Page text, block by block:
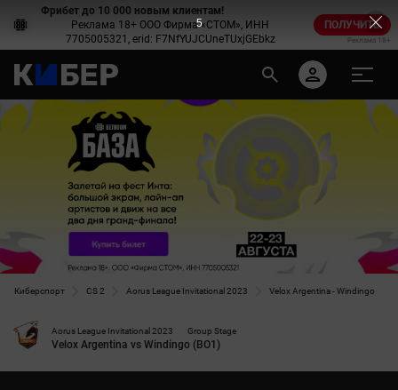
Фрибет до 10 000 новым клиентам!
Реклама 18+ ООО Фирма «СТОМ», ИНН
7705005321, erid: F7NfYUJCUneTUxjGEbkz
ПОЛУЧИТЬ
Реклама 18+
Киберспорт CS 2 Aorus League Invitational 2023 Velox Argentina - Windingo
Aorus League Invitational 2023 Group Stage
Velox Argentina vs Windingo (BO1)
5